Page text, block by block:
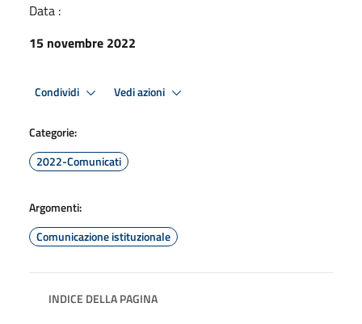
Data :
15 novembre 2022
Condividi Vedi azioni
Categorie:
2022-Comunicati
Argomenti:
Comunicazione istituzionale
INDICE DELLA PAGINA